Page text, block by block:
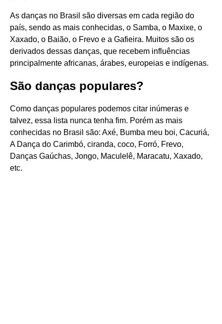
As danças no Brasil são diversas em cada região do
país, sendo as mais conhecidas, o Samba, o Maxixe, o
Xaxado, o Baião, o Frevo e a Gafieira. Muitos são os
derivados dessas danças, que recebem influências
principalmente africanas, árabes, europeias e indígenas.
São danças populares?
Como danças populares podemos citar inúmeras e
talvez, essa lista nunca tenha fim. Porém as mais
conhecidas no Brasil são: Axé, Bumba meu boi, Cacuriá,
A Dança do Carimbó, ciranda, coco, Forró, Frevo,
Danças Gaúchas, Jongo, Maculelê, Maracatu, Xaxado,
etc.